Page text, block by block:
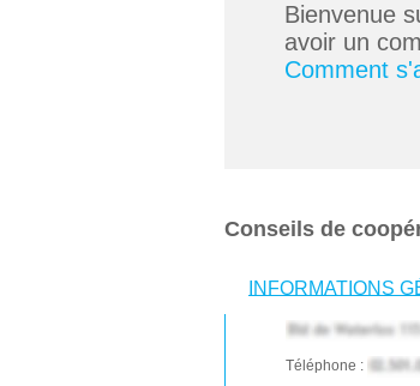
Bienvenue
avoir un
Comment
Conseils de
INFORMATIONS
Téléphone :